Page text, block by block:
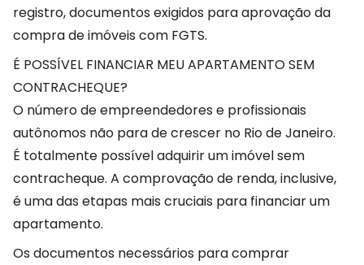
registro, documentos exigidos para aprovação da
compra de imóveis com FGTS.
É POSSÍVEL FINANCIAR MEU APARTAMENTO SEM
CONTRACHEQUE?
O número de empreendedores e profissionais
autônomos não para de crescer no Rio de Janeiro.
É totalmente possível adquirir um imóvel sem
contracheque. A comprovação de renda, inclusive,
é uma das etapas mais cruciais para financiar um
apartamento.
Os documentos necessários para comprar